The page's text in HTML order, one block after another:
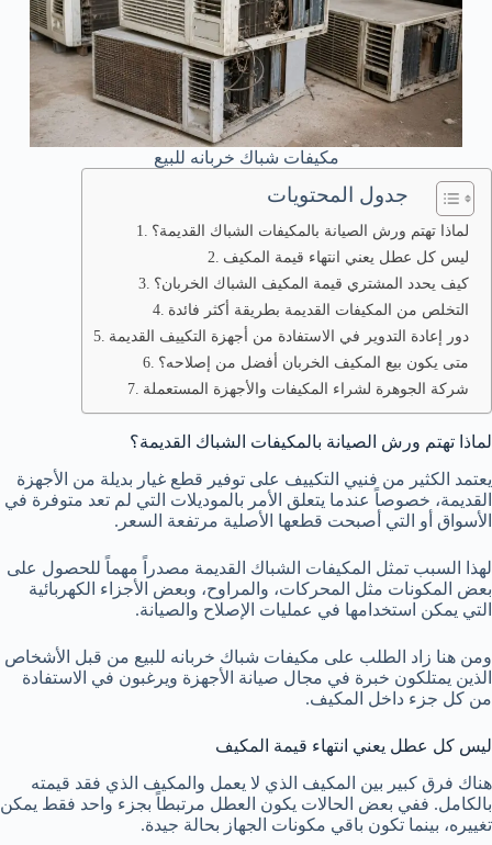
مكيفات شباك خربانه للبيع
جدول المحتويات
لماذا تهتم ورش الصيانة بالمكيفات الشباك القديمة؟
ليس كل عطل يعني انتهاء قيمة المكيف
كيف يحدد المشتري قيمة المكيف الشباك الخربان؟
التخلص من المكيفات القديمة بطريقة أكثر فائدة
دور إعادة التدوير في الاستفادة من أجهزة التكييف القديمة
متى يكون بيع المكيف الخربان أفضل من إصلاحه؟
شركة الجوهرة لشراء المكيفات والأجهزة المستعملة
لماذا تهتم ورش الصيانة بالمكيفات الشباك القديمة؟
يعتمد الكثير من فنيي التكييف على توفير قطع غيار بديلة من الأجهزة
القديمة، خصوصاً عندما يتعلق الأمر بالموديلات التي لم تعد متوفرة في
الأسواق أو التي أصبحت قطعها الأصلية مرتفعة السعر.
لهذا السبب تمثل المكيفات الشباك القديمة مصدراً مهماً للحصول على
بعض المكونات مثل المحركات، والمراوح، وبعض الأجزاء الكهربائية
التي يمكن استخدامها في عمليات الإصلاح والصيانة.
ومن هنا زاد الطلب على مكيفات شباك خربانه للبيع من قبل الأشخاص
الذين يمتلكون خبرة في مجال صيانة الأجهزة ويرغبون في الاستفادة
من كل جزء داخل المكيف.
ليس كل عطل يعني انتهاء قيمة المكيف
هناك فرق كبير بين المكيف الذي لا يعمل والمكيف الذي فقد قيمته
بالكامل. ففي بعض الحالات يكون العطل مرتبطاً بجزء واحد فقط يمكن
تغييره، بينما تكون باقي مكونات الجهاز بحالة جيدة.